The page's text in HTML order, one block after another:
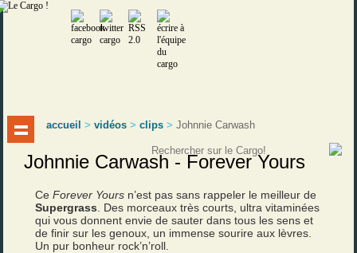
accueil >vidéos >clips >Johnnie Carwash
Johnnie Carwash - Forever Yours
CeForever Yours n’est pas sans rappeler le meilleur de
Supergrass . Des morceaux très courts, ultra vitaminées
qui vous donnent envie de sauter dans tous les sens et
de finir sur les genoux, un immense sourire aux lèvres.
Un pur bonheur rock’n’roll.